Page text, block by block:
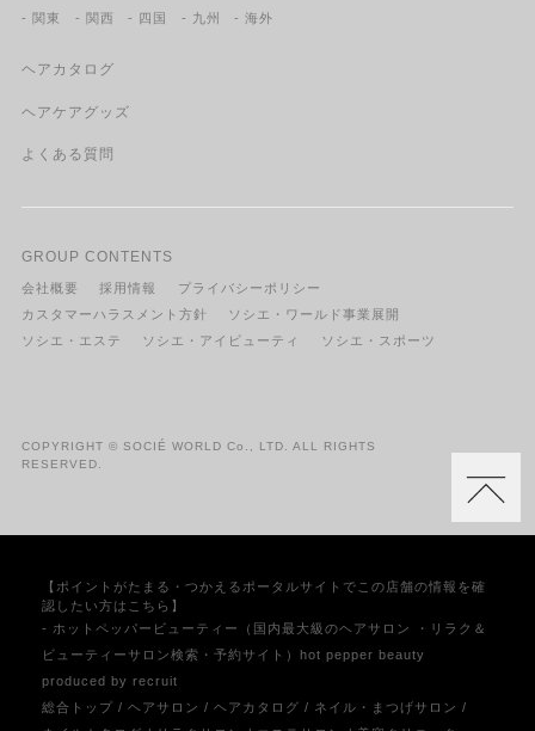
- 関東 - 関西 - 四国 - 九州 - 海外
ヘアカタログ
ヘアケアグッズ
よくある質問
GROUP CONTENTS
会社概要 採用情報
プライバシーポリシー
カスタマーハラスメント方針
ソシエ・ワールド事業展開
ソシエ・エステ
ソシエ・アイビューティ ソシエ・スポーツ
COPYRIGHT © SOCIÉ WORLD Co., LTD. ALL RIGHTS
RESERVED.
【ポイントがたまる・つかえるポータルサイトでこの店舗の情報を確
認したい方はこちら】
- ホットペッパービューティー（国内最大級のヘアサロン ・リラク＆
ビューティーサロン検索・予約サイト）hot pepper beauty
produced by recruit
総合トップ / ヘアサロン / ヘアカタログ / ネイル・まつげサロン /